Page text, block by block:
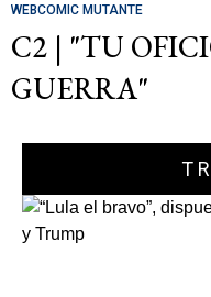
WEBCOMIC MUTANTE
C2 | "TU
GUERRA"